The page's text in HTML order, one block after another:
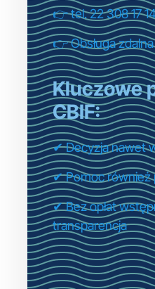
👉 tel. 22 308 17
👉 Obsługa
Kluczowe
CBIF:
✔ Decyzja nawet
✔ Pomoc również
✔ Bez opłat
transparencja